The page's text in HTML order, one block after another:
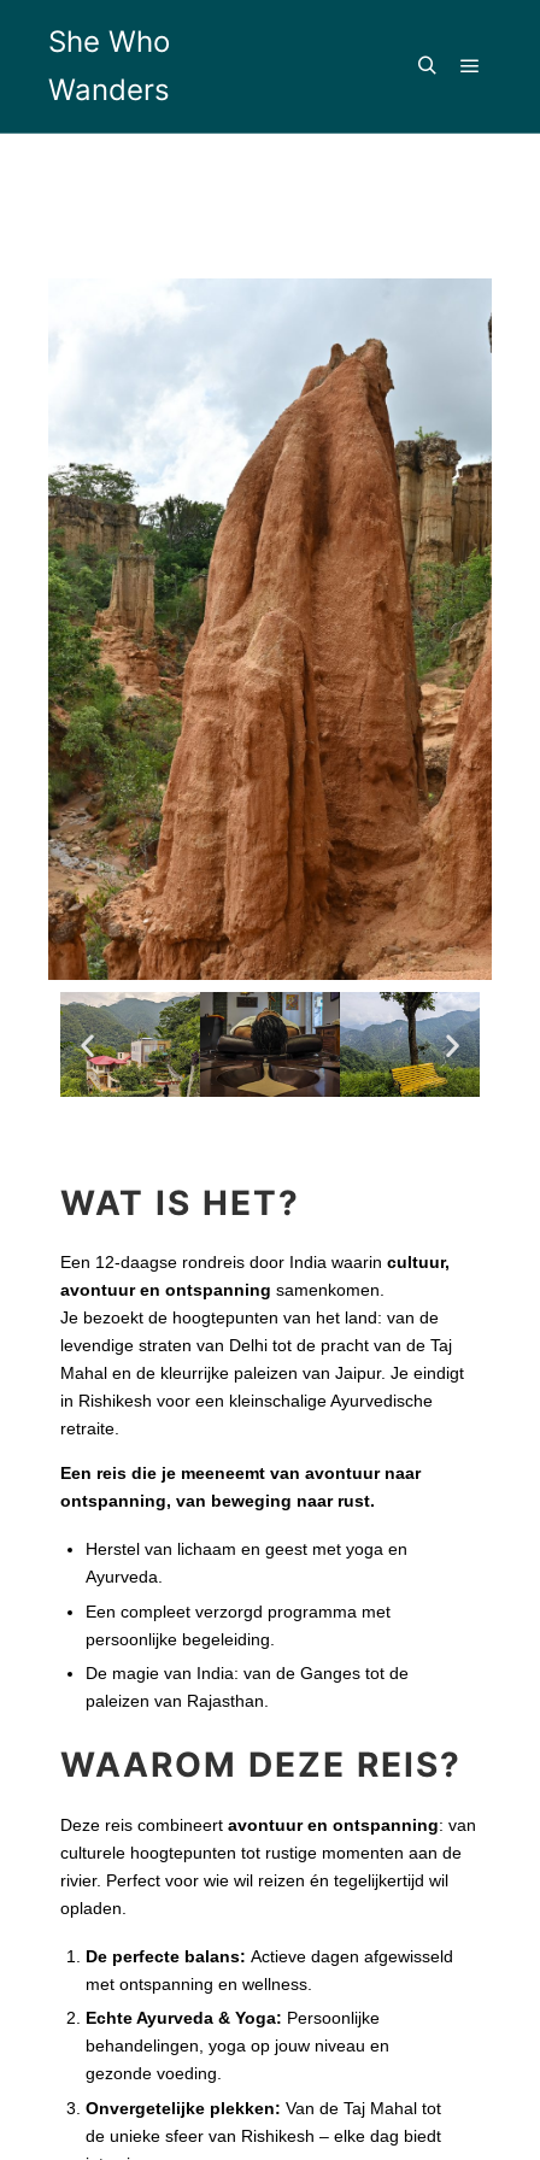
She Who
Wanders
WAT IS HET?
Een 12-daagse rondreis door India waarin cultuur,
avontuur en ontspanning samenkomen.
Je bezoekt de hoogtepunten van het land: van de
levendige straten van Delhi tot de pracht van de Taj
Mahal en de kleurrijke paleizen van Jaipur. Je eindigt
in Rishikesh voor een kleinschalige Ayurvedische
retraite.
Een reis die je meeneemt van avontuur naar
ontspanning, van beweging naar rust.
Herstel van lichaam en geest met yoga en
Ayurveda.
Een compleet verzorgd programma met
persoonlijke begeleiding.
De magie van India: van de Ganges tot de
paleizen van Rajasthan.
WAAROM DEZE REIS?
Deze reis combineert avontuur en ontspanning: van
culturele hoogtepunten tot rustige momenten aan de
rivier. Perfect voor wie wil reizen én tegelijkertijd wil
opladen.
De perfecte balans: Actieve dagen afgewisseld
met ontspanning en wellness.
Echte Ayurveda & Yoga: Persoonlijke
behandelingen, yoga op jouw niveau en
gezonde voeding.
Onvergetelijke plekken: Van de Taj Mahal tot
de unieke sfeer van Rishikesh – elke dag biedt